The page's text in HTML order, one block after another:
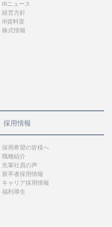
IRニュース
経営方針
IR資料室
株式情報
採用情報
採用希望の皆様へ
職種紹介
先輩社員の声
新卒者採用情報
キャリア採用情報
福利厚生